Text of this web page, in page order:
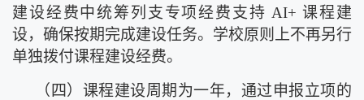
建设经费中统筹列支专项经费支持 AI+ 课程建
设，确保按期完成建设任务。学校原则上不再另行
单独拨付课程建设经费。
（四） 课程建设周期为一年，通过申报立项的